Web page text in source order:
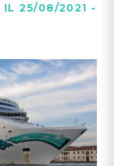
IL 25/08/2021 -